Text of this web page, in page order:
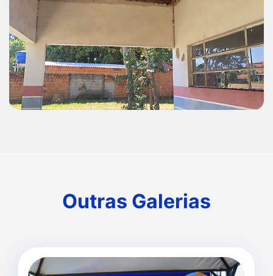
Outras Galerias
Outras Galerias